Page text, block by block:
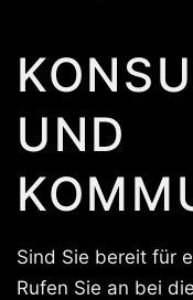
UND
Sind Sie bereit für
Rufen Sie an bei